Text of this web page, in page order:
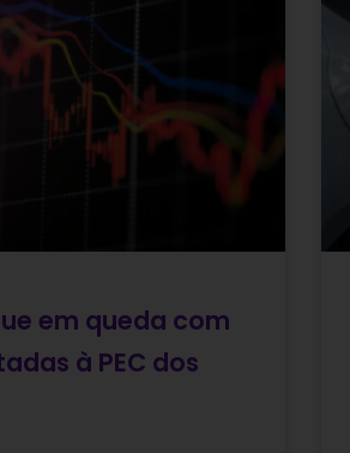
em queda com
à PEC dos